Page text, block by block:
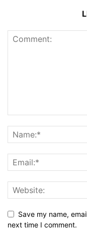
Save my name,
next time I comment.